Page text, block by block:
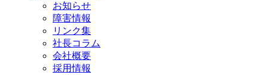
お知らせ
障害情報
リンク集
社長コラム
会社概要
採用情報